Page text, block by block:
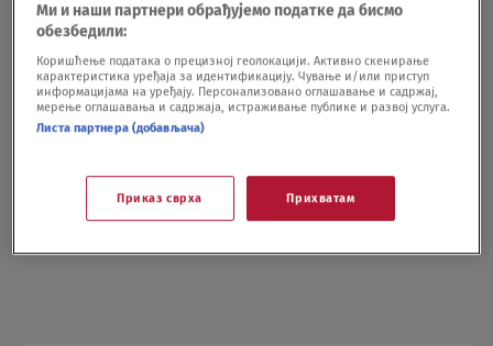
(opozicija) do kraja prikaže u pravom svetlu",
naveo je on.
BONUS VIDEO:
Ми и наши партнери обрађујемо податке да бисмо
обезбедили:
Коришћење података о прецизној геолокацији. Активно скенирање
карактеристика уређаја за идентификацију. Чување и/или приступ
информацијама на уређају. Персонализовано оглашавање и садржај,
мерење оглашавања и садржаја, истраживање публике и развој услуга.
Листа партнера (добављача)
Приказ сврха Прихватам